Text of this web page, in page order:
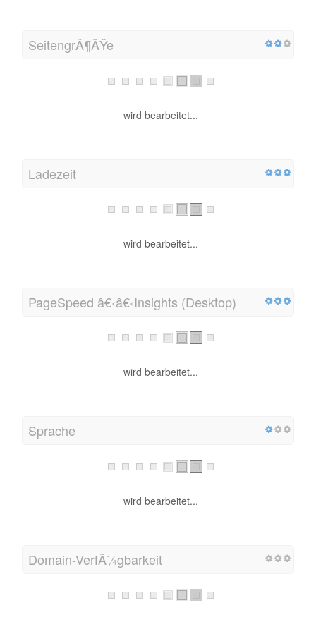
SeitengrÃ¶ÃŸe
wird bearbeitet...
Ladezeit
wird bearbeitet...
PageSpeed â€‹â€‹Insights (Desktop)
wird bearbeitet...
Sprache
wird bearbeitet...
Domain-VerfÃ¼gbarkeit